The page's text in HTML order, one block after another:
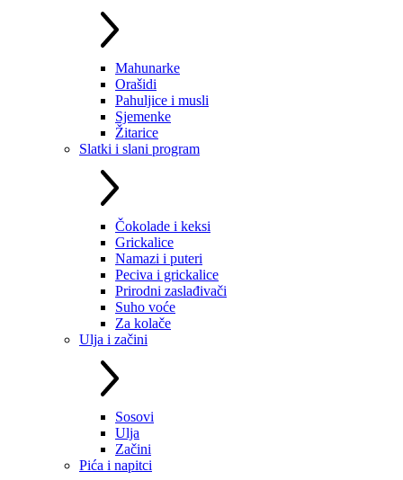
Mahunarke
Orašidi
Pahuljice i musli
Sjemenke
Žitarice
Slatki i slani program
Čokolade i keksi
Grickalice
Namazi i puteri
Peciva i grickalice
Prirodni zaslađivači
Suho voće
Za kolače
Ulja i začini
Sosovi
Ulja
Začini
Pića i napitci